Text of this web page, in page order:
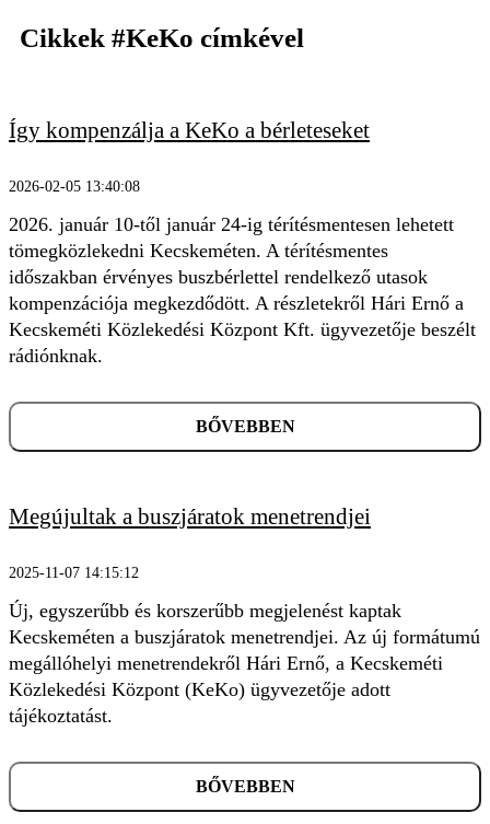
Cikkek #KeKo címkével
Így kompenzálja a KeKo a bérleteseket
2026-02-05 13:40:08
2026. január 10-től január 24-ig térítésmentesen lehetett
tömegközlekedni Kecskeméten. A térítésmentes
időszakban érvényes buszbérlettel rendelkező utasok
kompenzációja megkezdődött. A részletekről Hári Ernő a
Kecskeméti Közlekedési Központ Kft. ügyvezetője beszélt
rádiónknak.
BŐVEBBEN
Megújultak a buszjáratok menetrendjei
2025-11-07 14:15:12
Új, egyszerűbb és korszerűbb megjelenést kaptak
Kecskeméten a buszjáratok menetrendjei. Az új formátumú
megállóhelyi menetrendekről Hári Ernő, a Kecskeméti
Közlekedési Központ (KeKo) ügyvezetője adott
tájékoztatást.
BŐVEBBEN